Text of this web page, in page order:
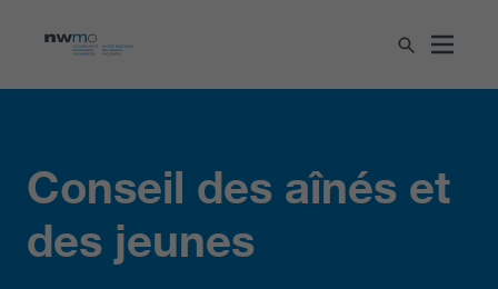
Conseil des aînés et
des jeunes